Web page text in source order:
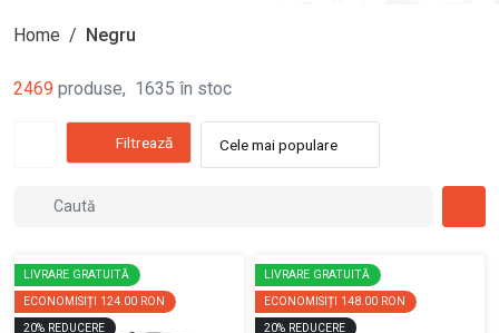
Home / Negru
2469 produse, 1635 în stoc
Filtrează Cele mai populare
LIVRARE GRATUITĂ
ECONOMISIȚI 124.00 RON
20% REDUCERE
LIVRARE GRATUITĂ
ECONOMISIȚI 148.00 RON
20% REDUCERE